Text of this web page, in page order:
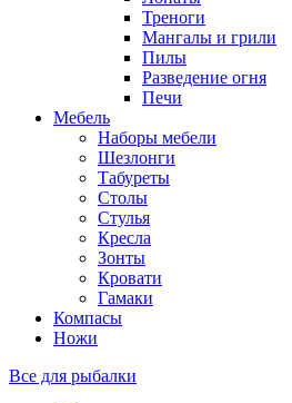
Треноги
Мангалы и грили
Пилы
Разведение огня
Печи
Мебель
Наборы мебели
Шезлонги
Табуреты
Столы
Стулья
Кресла
Зонты
Кровати
Гамаки
Компасы
Ножи
Все для рыбалки